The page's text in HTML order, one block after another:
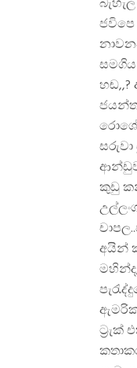
හඬ,,?
ආන්ඩුව
කුඩු
අයින්